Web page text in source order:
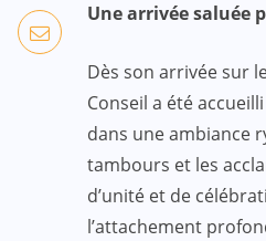
Une arrivée saluée
Dès son arrivée sur
Conseil a été
dans une ambiance
tambours et les
d’unité et de
l’attachement